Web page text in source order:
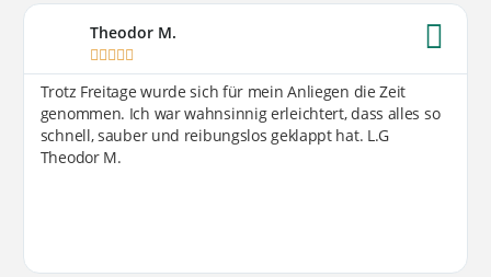
Theodor M.
    
Trotz Freitage wurde sich für mein Anliegen die Zeit
genommen. Ich war wahnsinnig erleichtert, dass alles so
schnell, sauber und reibungslos geklappt hat. L.G
Theodor M.